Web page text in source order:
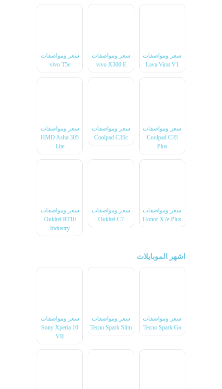
سعر ومواصفات
Lava Virat V1
سعر ومواصفات
vivo X300 E
سعر ومواصفات
vivo T5e
سعر ومواصفات
Coolpad C35
Plus
سعر ومواصفات
Coolpad C35c
سعر ومواصفات
HMD Asha 305
Lite
سعر ومواصفات
Honor X7e Plus
سعر ومواصفات
Oukitel C7
سعر ومواصفات
Oukitel RT10
Industry
اشهر الموبايلات
سعر ومواصفات
Tecno Spark Go
سعر ومواصفات
Tecno Spark Slim
سعر ومواصفات
Sony Xperia 10
VII